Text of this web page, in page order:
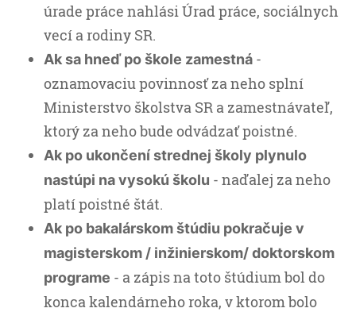
úrade práce nahlási Úrad práce, sociálnych
vecí a rodiny SR.
Ak sa hneď po škole zamestná -
oznamovaciu povinnosť za neho splní
Ministerstvo školstva SR a zamestnávateľ,
ktorý za neho bude odvádzať poistné.
Ak po ukončení strednej školy plynulo
nastúpi na vysokú školu - naďalej za neho
platí poistné štát.
Ak po bakalárskom štúdiu pokračuje v
magisterskom / inžinierskom/ doktorskom
programe - a zápis na toto štúdium bol do
konca kalendárneho roka, v ktorom bolo